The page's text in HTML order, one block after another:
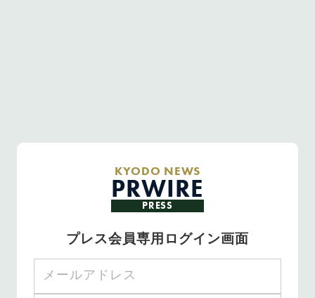
KYODO NEWS
PRWIRE
PRESS
プレス会員専用ログイン画面